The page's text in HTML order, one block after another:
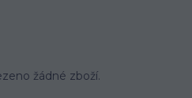
žádné zboží.